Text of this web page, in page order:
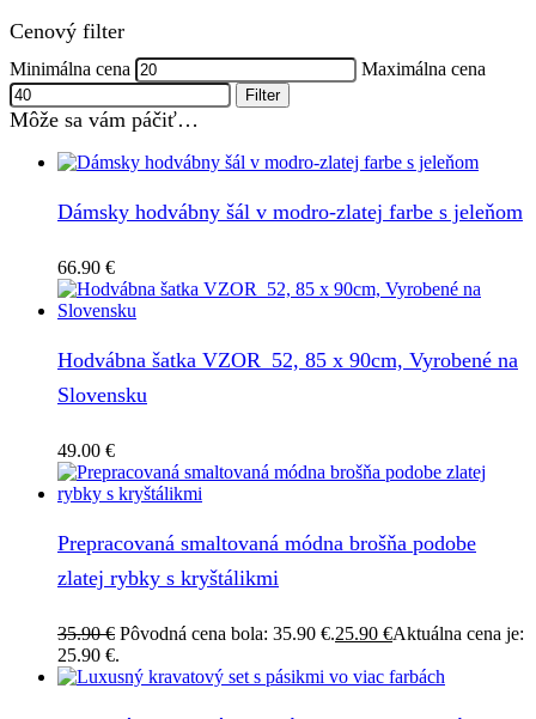
Cenový filter
Minimálna cena Maximálna cena
Filter
Môže sa vám páčiť…
Dámsky hodvábny šál v modro-zlatej farbe s jeleňom
66.90 €
Hodvábna šatka VZOR_52, 85 x 90cm, Vyrobené na
Slovensku
49.00 €
Prepracovaná smaltovaná módna brošňa podobe
zlatej rybky s kryštálikmi
35.90€ Pôvodná cena bola: 35.90 €.25.90 €Aktuálna cena je:
25.90 €.